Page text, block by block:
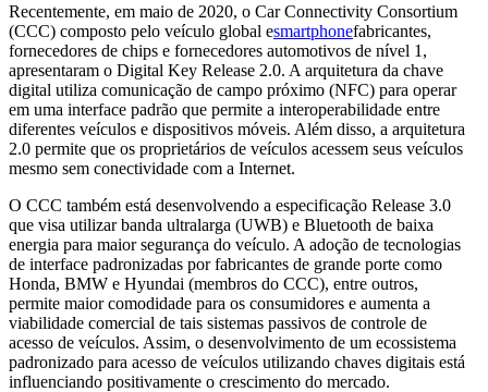
Recentemente, em maio de 2020, o Car Connectivity Consortium
(CCC) composto pelo veículo global esmartphonefabricantes,
fornecedores de chips e fornecedores automotivos de nível 1,
apresentaram o Digital Key Release 2.0. A arquitetura da chave
digital utiliza comunicação de campo próximo (NFC) para operar
em uma interface padrão que permite a interoperabilidade entre
diferentes veículos e dispositivos móveis. Além disso, a arquitetura
2.0 permite que os proprietários de veículos acessem seus veículos
mesmo sem conectividade com a Internet.
O CCC também está desenvolvendo a especificação Release 3.0
que visa utilizar banda ultralarga (UWB) e Bluetooth de baixa
energia para maior segurança do veículo. A adoção de tecnologias
de interface padronizadas por fabricantes de grande porte como
Honda, BMW e Hyundai (membros do CCC), entre outros,
permite maior comodidade para os consumidores e aumenta a
viabilidade comercial de tais sistemas passivos de controle de
acesso de veículos. Assim, o desenvolvimento de um ecossistema
padronizado para acesso de veículos utilizando chaves digitais está
influenciando positivamente o crescimento do mercado.